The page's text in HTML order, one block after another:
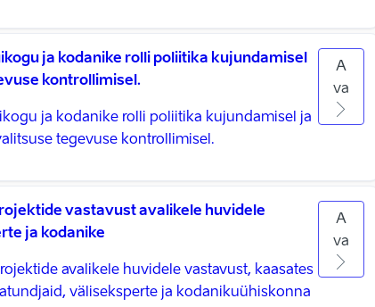
ja kodanike rolli poliitika kujundamisel
kontrollimisel.
ja kodanike rolli poliitika kujundamisel ja
tegevuse kontrollimisel.
A
va
vastavust avalikele huvidele
ja kodanike
avalikele huvidele vastavust, kaasates
väliseksperte ja kodanikuühiskonna
A
va